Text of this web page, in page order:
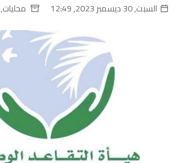
السبت, 30 ديسمبر 2023, 12:49 محليات,